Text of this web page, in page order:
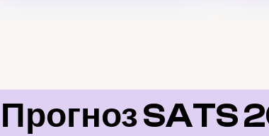
Прогноз SATS